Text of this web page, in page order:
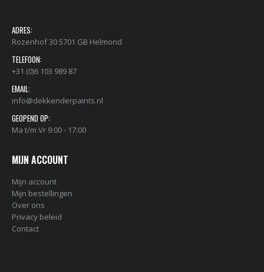
ADRES:
Rozenhof 30 5701 GB Helmond
TELEFOON:
+31 (0)6 103 989 87
EMAIL:
info@dekkenderpaints.nl
GEOPEND OP:
Ma t/m Vr 9:00 - 17:00
MIJN ACCOUNT
Mijn account
Mijn bestellingen
Over ons
Privacy beleid
Contact